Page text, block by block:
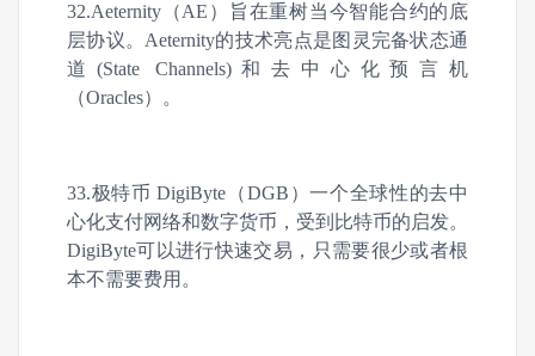
32.Aeternity（AE）旨在重树当今智能合约的底
层协议。Aeternity的技术亮点是图灵完备状态通
道(State Channels)和去中心化预言机
（Oracles）。
33.极特币 DigiByte（DGB）一个全球性的去中
心化支付网络和数字货币，受到比特币的启发。
DigiByte可以进行快速交易，只需要很少或者根
本不需要费用。